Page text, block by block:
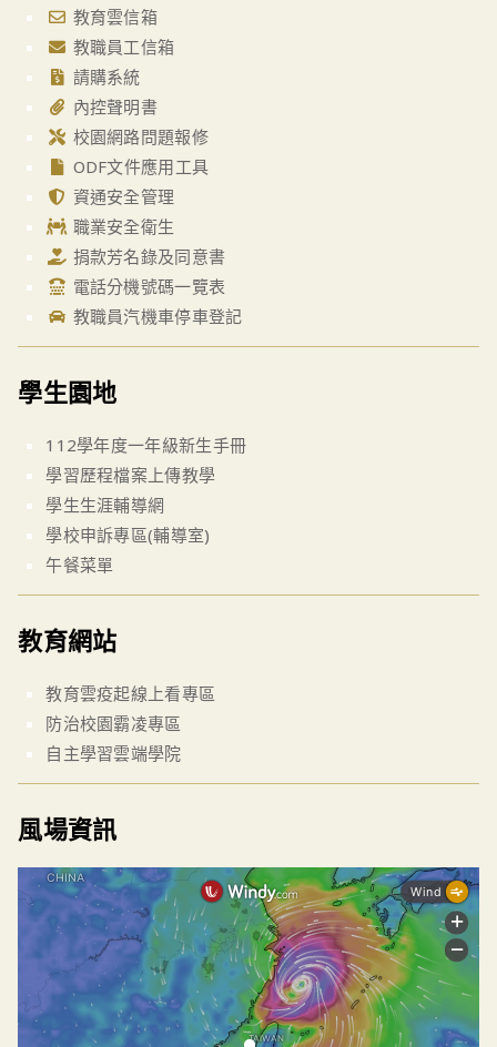
教育雲信箱
教職員工信箱
請購系統
內控聲明書
校園網路問題報修
ODF文件應用工具
資通安全管理
職業安全衛生
捐款芳名錄及同意書
電話分機號碼一覽表
教職員汽機車停車登記
學生園地
112學年度一年級新生手冊
學習歷程檔案上傳教學
學生生涯輔導網
學校申訴專區(輔導室)
午餐菜單
教育網站
教育雲疫起線上看專區
防治校園霸凌專區
自主學習雲端學院
風場資訊